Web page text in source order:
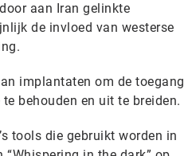
aan Iran gelinkte
de invloed van westerse
implantaten om de toegang
behouden en uit te breiden.
tools die gebruikt worden in